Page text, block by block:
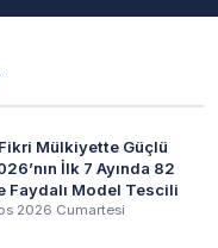
Fikri Mülkiyette Güçlü
İlk 7 Ayında 82
Faydalı Model Tescili
2026 Cumartesi